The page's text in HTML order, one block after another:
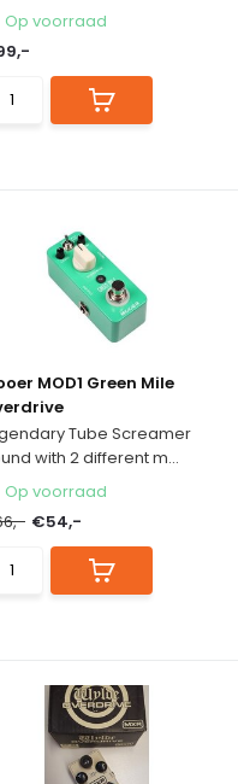
Op voorraad
MOD1 Green Mile
Tube Screamer
with 2 different m...
Op voorraad
€54,-